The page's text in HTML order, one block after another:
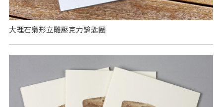
大理石梟形立雕壓克力鑰匙圈